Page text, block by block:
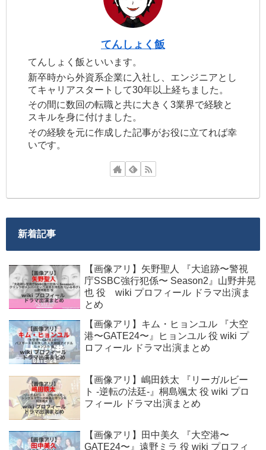
てんしょく飯
てんしょく飯といいます。
新卒時から外資系企業に入社し、エンジニアとし
てキャリアスタートして30年以上経ちました。
その間に数回の転職と共に大きく3業界で経験と
スキルを身に付けました。
その経験を元に作成した記事がお役に立てれば幸
いです。
新着記事
【画像アリ】矢野聖人 『大追跡〜警視
庁SSBC強行犯係〜 Season2』山野井晃
也 役 wiki プロフィール ドラマ出演ま
とめ
【画像アリ】キム・ヒョンユル 『大空
港〜GATE24〜』ヒョンユル 役 wiki プ
ロフィール ドラマ出演まとめ
【画像アリ】嶋田鉄太 『リーガルビー
ト -逆転の法廷-』桐島颯太 役 wiki プロ
フィール ドラマ出演まとめ
【画像アリ】田中美久 『大空港〜
GATE24〜』遠野ミラ 役 wiki プロフィ